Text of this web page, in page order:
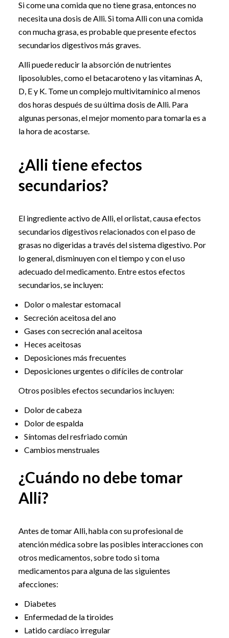
Si come una comida que no tiene grasa, entonces no
necesita una dosis de Alli. Si toma Alli con una comida
con mucha grasa, es probable que presente efectos
secundarios digestivos más graves.
Alli puede reducir la absorción de nutrientes
liposolubles, como el betacaroteno y las vitaminas A,
D, E y K. Tome un complejo multivitamínico al menos
dos horas después de su última dosis de Alli. Para
algunas personas, el mejor momento para tomarla es a
la hora de acostarse.
¿Alli tiene efectos
secundarios?
El ingrediente activo de Alli, el orlistat, causa efectos
secundarios digestivos relacionados con el paso de
grasas no digeridas a través del sistema digestivo. Por
lo general, disminuyen con el tiempo y con el uso
adecuado del medicamento. Entre estos efectos
secundarios, se incluyen:
Dolor o malestar estomacal
Secreción aceitosa del ano
Gases con secreción anal aceitosa
Heces aceitosas
Deposiciones más frecuentes
Deposiciones urgentes o difíciles de controlar
Otros posibles efectos secundarios incluyen:
Dolor de cabeza
Dolor de espalda
Síntomas del resfriado común
Cambios menstruales
¿Cuándo no debe tomar
Alli?
Antes de tomar Alli, habla con su profesional de
atención médica sobre las posibles interacciones con
otros medicamentos, sobre todo si toma
medicamentos para alguna de las siguientes
afecciones:
Diabetes
Enfermedad de la tiroides
Latido cardíaco irregular